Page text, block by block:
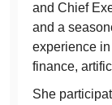
and Chief
and a
experience
finance,
She